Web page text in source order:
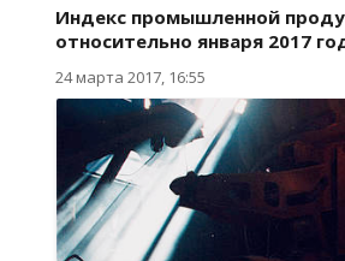
Индекс промышленной
относительно января 2017
24 марта 2017, 16:55